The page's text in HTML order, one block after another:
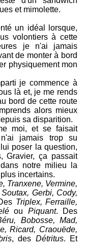
et mimolette.
un idéal lorsque,
volontiers à cette
je n'ai jamais
de monter à bord
physiquement mon
je commence à
là et, je me rends
bord de cette route
alors mieux
sa disparition.
moi, et se faisait
jamais trop su
poser la question,
Gravier, ça passait
notre milieu la
incertains.
Tranxene, Vermine,
Gerbi, Cody,
Triplex, Ferraille,
ou Piquant. Des
Bobosse, Mad,
Ricard, Craouëde,
, des Détritus. Et